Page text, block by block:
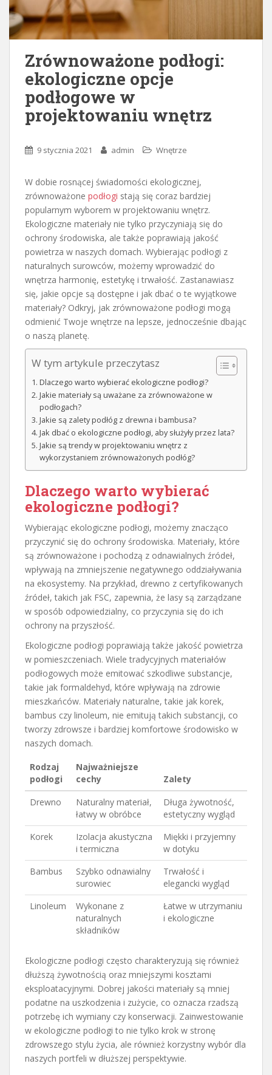
Zrównoważone podłogi:
ekologiczne opcje
podłogowe w
projektowaniu wnętrz
9 stycznia 2021 admin Wnętrze
W dobie rosnącej świadomości ekologicznej,
zrównoważone podłogi stają się coraz bardziej
popularnym wyborem w projektowaniu wnętrz.
Ekologiczne materiały nie tylko przyczyniają się do
ochrony środowiska, ale także poprawiają jakość
powietrza w naszych domach. Wybierając podłogi z
naturalnych surowców, możemy wprowadzić do
wnętrza harmonię, estetykę i trwałość. Zastanawiasz
się, jakie opcje są dostępne i jak dbać o te wyjątkowe
materiały? Odkryj, jak zrównoważone podłogi mogą
odmienić Twoje wnętrze na lepsze, jednocześnie dbając
o naszą planetę.
W tym artykule przeczytasz
Dlaczego warto wybierać ekologiczne podłogi?
Jakie materiały są uważane za zrównoważone w
podłogach?
Jakie są zalety podłóg z drewna i bambusa?
Jak dbać o ekologiczne podłogi, aby służyły przez lata?
Jakie są trendy w projektowaniu wnętrz z
wykorzystaniem zrównoważonych podłóg?
Dlaczego warto wybierać
ekologiczne podłogi?
Wybierając ekologiczne podłogi, możemy znacząco
przyczynić się do ochrony środowiska. Materiały, które
są zrównoważone i pochodzą z odnawialnych źródeł,
wpływają na zmniejszenie negatywnego oddziaływania
na ekosystemy. Na przykład, drewno z certyfikowanych
źródeł, takich jak FSC, zapewnia, że lasy są zarządzane
w sposób odpowiedzialny, co przyczynia się do ich
ochrony na przyszłość.
Ekologiczne podłogi poprawiają także jakość powietrza
w pomieszczeniach. Wiele tradycyjnych materiałów
podłogowych może emitować szkodliwe substancje,
takie jak formaldehyd, które wpływają na zdrowie
mieszkańców. Materiały naturalne, takie jak korek,
bambus czy linoleum, nie emitują takich substancji, co
tworzy zdrowsze i bardziej komfortowe środowisko w
naszych domach.
Rodzaj
podłogi
Najważniejsze
cechy
Zalety
Drewno
Naturalny materiał,
łatwy w obróbce
Długa żywotność,
estetyczny wygląd
Korek
Izolacja akustyczna
i termiczna
Miękki i przyjemny
w dotyku
Bambus
Szybko odnawialny
surowiec
Trwałość i
elegancki wygląd
Linoleum
Wykonane z
naturalnych
składników
Łatwe w utrzymaniu
i ekologiczne
Ekologiczne podłogi często charakteryzują się również
dłuższą żywotnością oraz mniejszymi kosztami
eksploatacyjnymi. Dobrej jakości materiały są mniej
podatne na uszkodzenia i zużycie, co oznacza rzadszą
potrzebę ich wymiany czy konserwacji. Zainwestowanie
w ekologiczne podłogi to nie tylko krok w stronę
zdrowszego stylu życia, ale również korzystny wybór dla
naszych portfeli w dłuższej perspektywie.